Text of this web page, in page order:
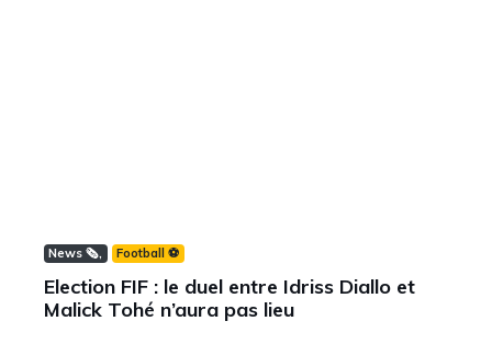
News 🗞️ Football ⚽️
Election FIF : le duel entre Idriss Diallo et
Malick Tohé n’aura pas lieu